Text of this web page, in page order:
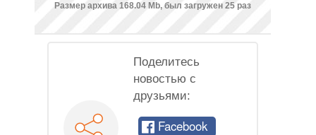
Размер архива 168.04 Mb, был загружен 25 раз
Поделитесь
новостью с
друзьями:
Facebook